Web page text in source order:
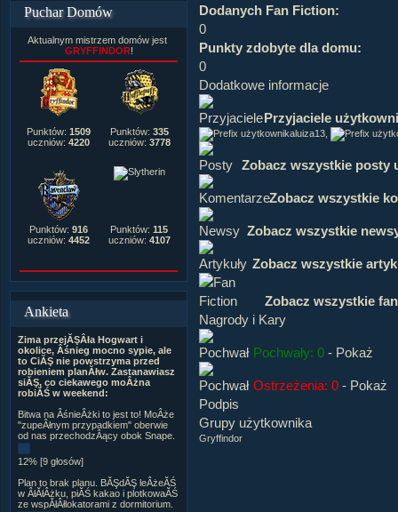
Puchar Domów
Aktualnym mistrzem domów jest
GRYFFINDOR!
Punktów: 1509
uczniów: 4220
Punktów: 335
uczniów: 3778
Punktów: 916
uczniów: 4452
Punktów: 115
uczniów: 4107
Ankieta
Zima przejĂŞÂła Hogwart i
okolice, Âśnieg mocno sypie, ale
to CiĂŞ nie powstrzyma przed
robieniem planĂłw. Zastanawiasz
siĂŞ, co ciekawego moÂżna
robiĂŚ w weekend:
Bitwa na ÂśnieÂżki to jest to! MoÂże
"zupeÂłnym przypadkiem" oberwie
od nas przechodzÂący obok Snape.
12% [9 głosów]
Plan to brak planu. BĂŞdĂŞ leÂżeĂŚ
w ÂłĂłÂżku, piĂŚ kakao i plotkowaĂŚ
ze wspĂłÂłlokatorami z dormitorium.
Dodanych Fan Fiction:
0
Punkty zdobyte dla domu:
0
Dodatkowe informacje
Przyjaciele
luiza13,
Zobacz wszystkie posty
Zobacz wszystkie
Zobacz wszystkie
Zobacz wszystkie
Zobacz wszystkie
Nagrody i Kary
Pochwały: 0- Pokaż
Ostrzeżenia: 0- Pokaż
Podpis
Grupy użytkownika
Gryffindor